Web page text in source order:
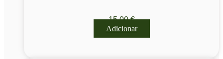
15,00€
Adicionar